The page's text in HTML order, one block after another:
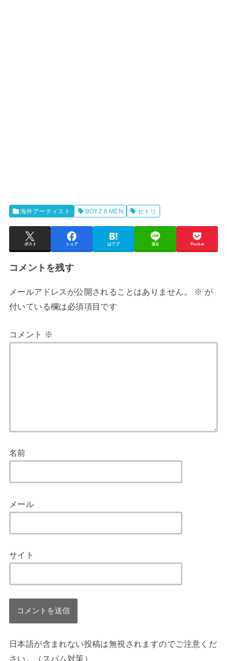
海外アーティスト BOYZ II MEN セトリ
ポスト シェア はてブ 送る Pocket
コメントを残す
メールアドレスが公開されることはありません。 ※ が
付いている欄は必須項目です
コメント ※
名前
メール
サイト
日本語が含まれない投稿は無視されますのでご注意くだ
さい。（スパム対策）